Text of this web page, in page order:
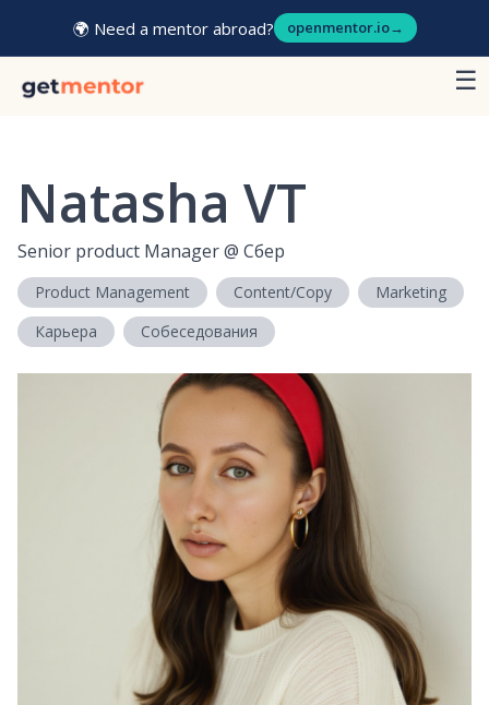
🌍 Need a mentor abroad? openmentor.io→
☰
Natasha VT
Senior product Manager@ Сбер
Product Management Content/Copy
Marketing
Карьера
Собеседования